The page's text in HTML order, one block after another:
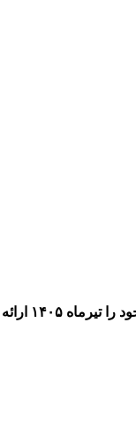
قابل توجه دانشجویان مقاطع کارشناسی ناپیوسته، مهندسی معماری و معماری داخلی که قصد دارند پروژه طرح نهایی خود را تیرماه ۱۴۰۵ ارائه